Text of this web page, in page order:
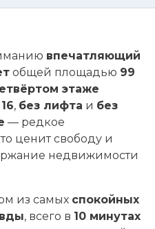
впечатляющий
общей площадью 99
этаже
, без лифта и без
— редкое
ценит свободу и
недвижимости
из самых спокойных
, всего в 10 минутах